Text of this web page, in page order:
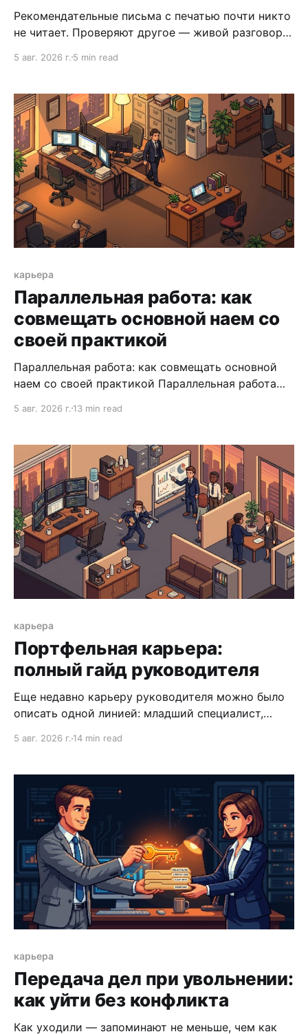
Рекомендательные письма с печатью почти никто
не читает. Проверяют другое — живой разговор с
выбрать в рекомендатели и как их подготовить.
5 авг. 2026 г. 5 min read
карьера
Параллельная работа: как
совмещать основной наем со
своей практикой
Параллельная работа: как совмещать основной
наем со своей практикой Параллельная работа
который уперся в потолок внутри компании.
остается добавить консультирование,
преподавание или советничество к основной
роли. На бумаге все складывается. На практике
половина таких запусков затухает в
5 авг. 2026 г. 13 min read
карьера
Портфельная карьера:
полный гайд руководителя
Еще недавно карьеру руководителя можно было
описать одной линией: младший специалист,
развития и понятный следующий шаг.
Ориентиром служил собственный руководитель, а
горизонт планирования спокойно растягивался на
десять лет вперед. Сейчас эта логика работает
хуже. Организации быстрее
5 авг. 2026 г. 14 min read
карьера
Передача дел при увольнении:
как уйти без конфликта
Как уходили — запоминают не меньше, чем как